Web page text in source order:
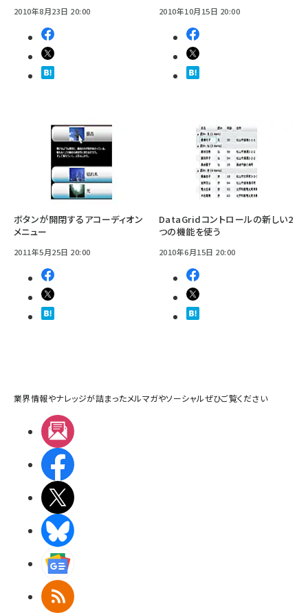
2010年8月23日 20:00 2010年10月15日 20:00
ボタンが開閉するアコーディオン
メニュー
2011年5月25日 20:00
DataGridコントロールの新しい2
つの機能を使う
2010年6月15日 20:00
業界情報やナレッジが詰まったメルマガやソーシャルぜひご覧ください
RSS